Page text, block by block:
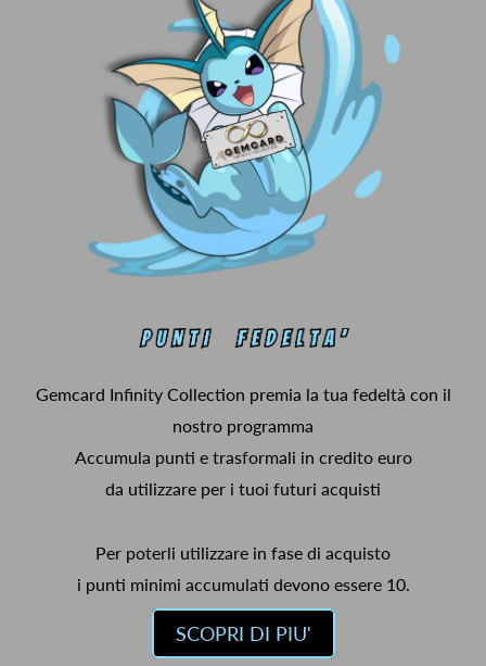
Gemcard Infinity Collection premia la tua fedeltà con il
nostro programma
Accumula punti e trasformali in credito euro
da utilizzare per i tuoi futuri acquisti
Per poterli utilizzare in fase di acquisto
i punti minimi accumulati devono essere 10.
SCOPRI DI PIU'